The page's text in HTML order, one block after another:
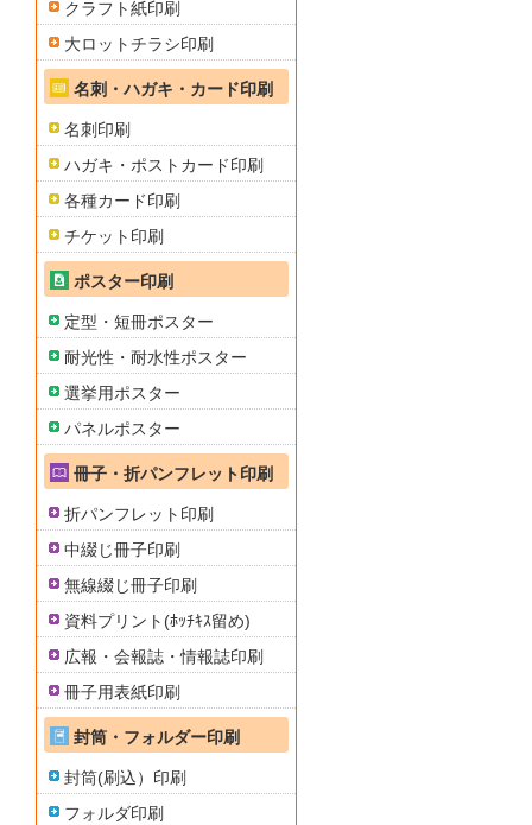
クラフト紙印刷
大ロットチラシ印刷
名刺・ハガキ・カード印刷
名刺印刷
ハガキ・ポストカード印刷
各種カード印刷
チケット印刷
ポスター印刷
定型・短冊ポスター
耐光性・耐水性ポスター
選挙用ポスター
パネルポスター
冊子・折パンフレット印刷
折パンフレット印刷
中綴じ冊子印刷
無線綴じ冊子印刷
資料プリント(ﾎｯﾁｷｽ留め)
広報・会報誌・情報誌印刷
冊子用表紙印刷
封筒・フォルダー印刷
封筒(刷込）印刷
フォルダ印刷